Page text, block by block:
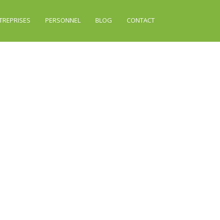
PERSONNEL BLOG CONTACT